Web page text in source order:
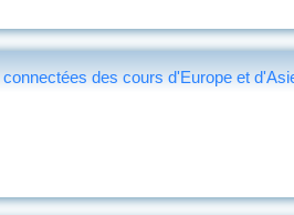
des cours d'Europe et